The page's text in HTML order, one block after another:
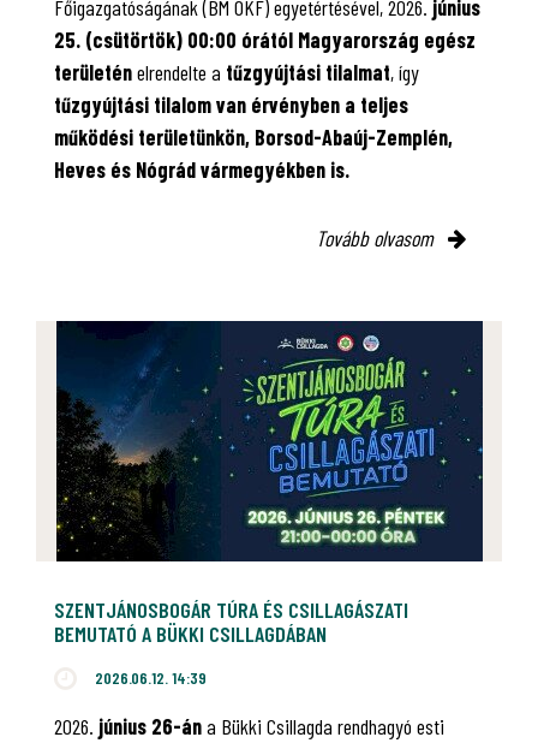
Főigazgatóságának (BM OKF) egyetértésével, 2026. június
25. (csütörtök) 00:00 órától Magyarország egész
területénelrendelte a tűzgyújtási tilalmat, így
tűzgyújtási tilalom van érvényben a teljes
működési területünkön, Borsod-Abaúj-Zemplén,
Heves és Nógrád vármegyékben is.
Tovább olvasom
SZENTJÁNOSBOGÁR TÚRA ÉS CSILLAGÁSZATI
BEMUTATÓ A BÜKKI CSILLAGDÁBAN
2026.06.12. 14:39
2026. június 26-ána Bükki Csillagda rendhagyó esti